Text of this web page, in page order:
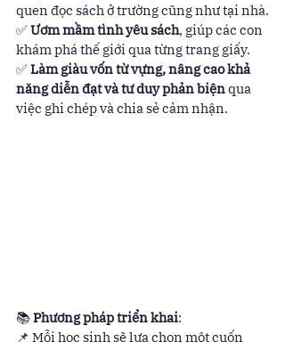
quen đọc sách ở trường cũng như tại nhà.
✅ Ươm mầm tình yêu sách, giúp các con
khám phá thế giới qua từng trang giấy.
✅ Làm giàu vốn từ vựng, nâng cao khả
năng diễn đạt và tư duy phản biện qua
việc ghi chép và chia sẻ cảm nhận.
📚 Phương pháp triển khai:
📌 Mỗi học sinh sẽ lựa chọn một cuốn